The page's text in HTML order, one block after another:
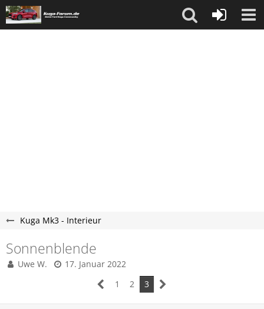
Kuga Mk3 - Interieur
Sonnenblende
Uwe W.
17. Januar 2022
1
2 3